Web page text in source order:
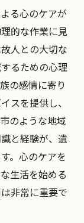
る心のケアが
的な作業に見
人との大切な
るための心理
の感情に寄り
スを提供し、
のような地域
と経験が、遺
。心のケアを
生活を始める
非常に重要で